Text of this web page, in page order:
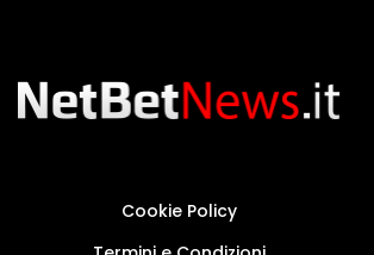
Cookie Policy